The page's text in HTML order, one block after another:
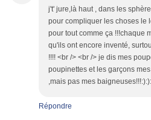
j't' jure,là haut , dans les
pour compliquer les choses le
pour tout comme ça !!!chaque
qu'ils ont encore inventé,
!!!! <br /> <br /> je dis mes
poupinettes et les garçons
,mais pas mes
Répondre